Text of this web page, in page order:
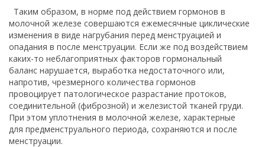
Таким образом, в норме под действием гормонов в
молочной железе совершаются ежемесячные циклические
изменения в виде нагрубания перед менструацией и
опадания в после менструации. Если же под воздействием
каких-то неблагоприятных факторов гормональный
баланс нарушается, выработка недостаточного или,
напротив, чрезмерного количества гормонов
провоцирует патологическое разрастание протоков,
соединительной (фиброзной) и железистой тканей груди.
При этом уплотнения в молочной железе, характерные
для предменструального периода, сохраняются и после
менструации.